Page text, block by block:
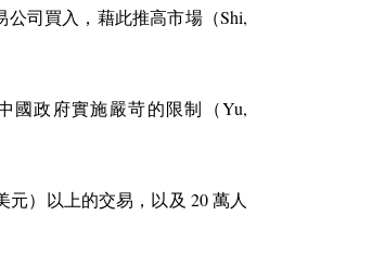
司買入，藉此推高市場（Shi,
國政府實施嚴苛的限制（Yu,
元）以上的交易，以及 20萬人